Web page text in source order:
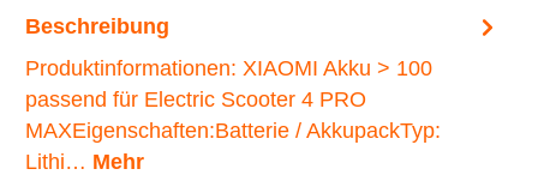
Beschreibung
Produktinformationen: XIAOMI Akku > 100
passend für Electric Scooter 4 PRO
MAXEigenschaften:Batterie / AkkupackTyp:
Lithi… Mehr